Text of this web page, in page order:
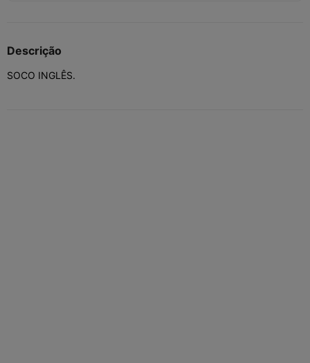
Descrição
SOCO INGLÊS.